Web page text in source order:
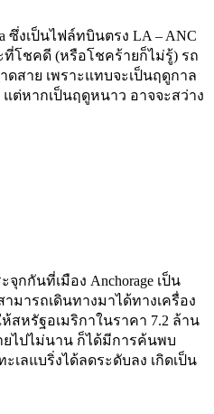
ซึ่งเป็นไฟล์ทบินตรง LA – ANC
ที่โชคดี (หรือโชคร้ายก็ไม่รู้) รถ
ดสาย เพราะแทบจะเป็นฤดูกาล
ต่หากเป็นฤดูหนาว อาจจะสว่าง
กันที่เมือง Anchorage เป็น
มารถเดินทางมาได้ทางเครื่อง
สหรัฐอเมริกาในราคา 7.2 ล้าน
ยไปไม่นาน ก็ได้มีการค้นพบ
ลแบริ่งได้ลดระดับลง เกิดเป็น